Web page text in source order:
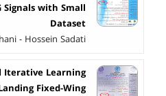
Signals with Small
Dataset
- Hossein Sadati
Iterative Learning
Fixed-Wing